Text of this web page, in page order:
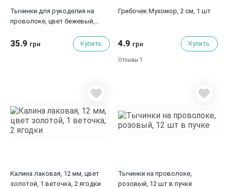
Тычинки для рукоделия на
проволоке, цвет бежевый,
35.9 грн Купить
Грибочек Мухомор, 2 см, 1 шт
4.9 грн Купить
Отзывы 1
Калина лаковая, 12 мм, цвет
золотой, 1 веточка, 2 ягодки
Тычинки на проволоке,
розовый, 12 шт в пучке